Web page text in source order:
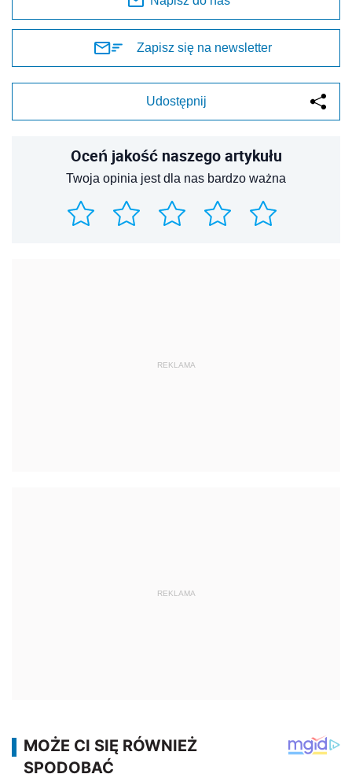
Zapisz się na newsletter
Udostępnij
Oceń jakość naszego artykułu
Twoja opinia jest dla nas bardzo ważna
REKLAMA
REKLAMA